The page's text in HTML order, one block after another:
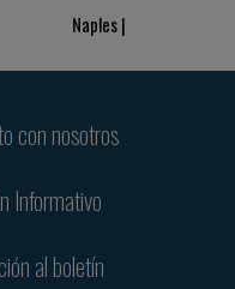
Naples |
con nosotros
Informativo
al boletín